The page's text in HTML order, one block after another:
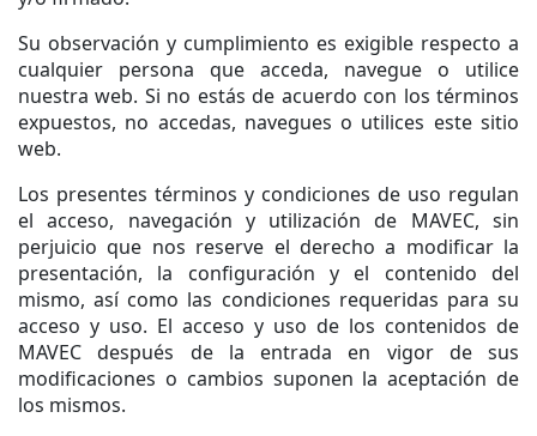
Su observación y cumplimiento es exigible respecto a
cualquier persona que acceda, navegue o utilice
nuestra web. Si no estás de acuerdo con los términos
expuestos, no accedas, navegues o utilices este sitio
web.
Los presentes términos y condiciones de uso regulan
el acceso, navegación y utilización de MAVEC, sin
perjuicio que nos reserve el derecho a modificar la
presentación, la configuración y el contenido del
mismo, así como las condiciones requeridas para su
acceso y uso. El acceso y uso de los contenidos de
MAVEC después de la entrada en vigor de sus
modificaciones o cambios suponen la aceptación de
los mismos.